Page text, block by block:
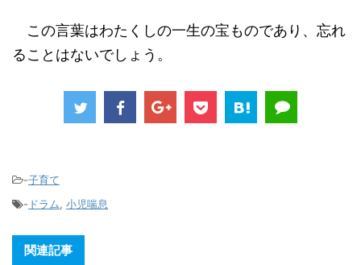
この言葉はわたくしの一生の宝ものであり、忘れ
ることはないでしょう。
-子育て
- ドラム, 小児喘息
関連記事